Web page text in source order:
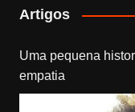
Artigos
Uma pequena
empatia